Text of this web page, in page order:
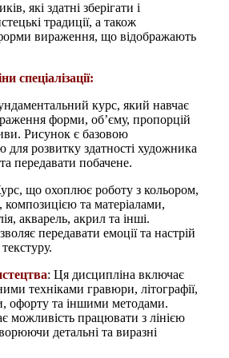
які здатні зберігати і
традиції, а також
вираження, що відображають
спеціалізації:
курс, який навчає
форми, об’єму, пропорцій
Рисунок є базовою
для розвитку здатності художника
передавати побачене.
що охоплює роботу з кольором,
композицією та матеріалами,
акварель, акрил та інші.
передавати емоції та настрій
текстуру.
: Ця дисципліна включає
техніками гравюри, літографії,
офорту та іншими методами.
можливість працювати з лінією
детальні та виразні